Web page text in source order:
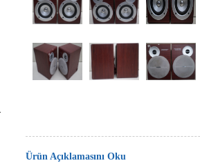
Ürün Açıklamasını Oku